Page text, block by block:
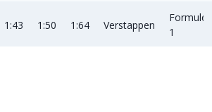
1:43 1:50 1:64 Verstappen
Formule
1